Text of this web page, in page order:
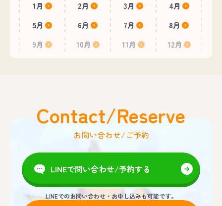
1月 2月 3月
4月
5月
6月 7月
8月
9月
10月 11月 12月
Contact/Reserve
お問い合わせ/ご予約
LINEで問い合わせ/予約する
LINEでのお問い合わせ・お申し込みも可能です。